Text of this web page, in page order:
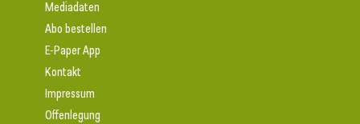
Mediadaten
Abo bestellen
E-Paper App
Kontakt
Impressum
Offenlegung